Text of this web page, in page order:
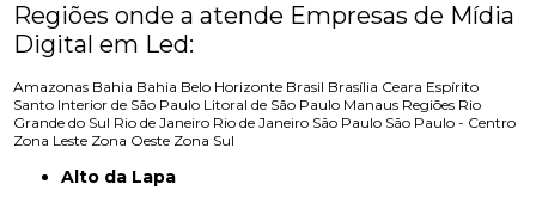
Regiões onde a atende Empresas de Mídia
Digital em Led:
Amazonas Bahia Bahia Belo Horizonte Brasil Brasília Ceara Espírito
Santo Interior de São Paulo Litoral de São Paulo Manaus Regiões Rio
Grande do Sul Rio de Janeiro Rio de Janeiro São Paulo São Paulo - Centro
Zona Leste Zona Oeste Zona Sul
Alto da Lapa